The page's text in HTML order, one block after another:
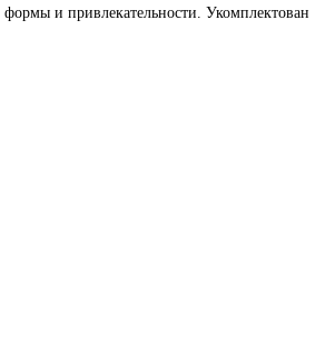
и привлекательности. Укомплектован